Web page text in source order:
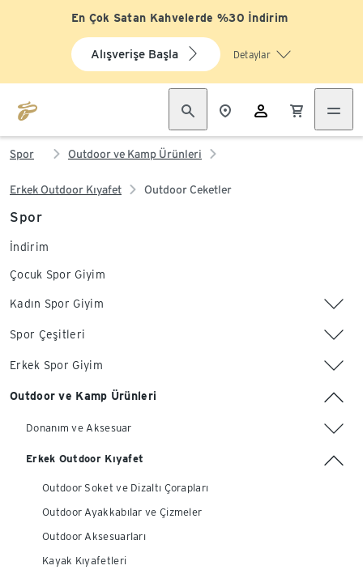
En Çok Satan Kahvelerde %30 İndirim
Alışverişe Başla Detaylar
Spor Outdoor ve Kamp Ürünleri
Erkek Outdoor Kıyafet Outdoor Ceketler
Spor
İndirim
Çocuk Spor Giyim
Kadın Spor Giyim
Spor Çeşitleri
Erkek Spor Giyim
Outdoor ve Kamp Ürünleri
Donanım ve Aksesuar
Erkek Outdoor Kıyafet
Outdoor Soket ve Dizaltı Çorapları
Outdoor Ayakkabılar ve Çizmeler
Outdoor Aksesuarları
Kayak Kıyafetleri